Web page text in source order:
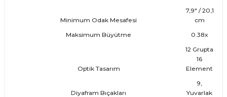
Minimum Odak Mesafesi
7,9" / 20,1
cm
Maksimum Büyütme
0.38x
Optik Tasarım
12 Grupta
16
Element
Diyafram Bıçakları
9,
Yuvarlak